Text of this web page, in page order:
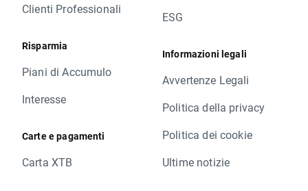
Clienti Professionali
Risparmia
Piani di Accumulo
Interesse
Carte e pagamenti
Carta XTB
ESG
Informazioni legali
Avvertenze Legali
Politica della privacy
Politica dei cookie
Ultime notizie